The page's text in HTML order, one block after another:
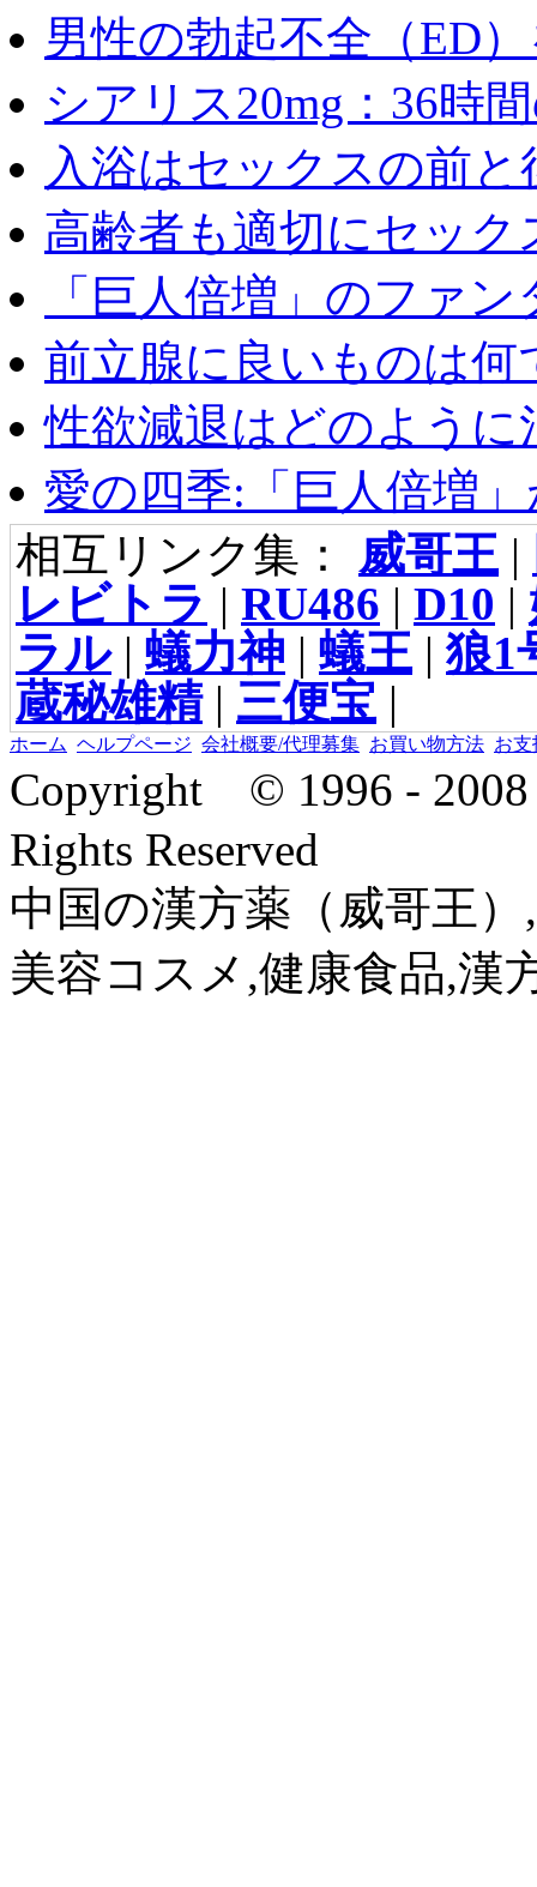
男性の勃起不全（ED
シアリス20mg：36時
入浴はセックスの前
高齢者も適切にセック
「巨人倍増」のファ
前立腺に良いものは何
性欲減退はどのように
愛の四季:「巨人倍増
相互リンク集： 威哥王 |
レビトラ | RU486 | D10 |
ラル| 蟻力神 | 蟻王 |狼1
蔵秘雄精| 三便宝 |
ホーム ヘルプページ 会社概要/代理募集 お買い物方法 お支
Copyright © 1996 -
Rights Reserved
中国の漢方薬（威哥王
美容コスメ,健康食品,漢